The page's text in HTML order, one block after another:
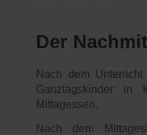
Der
Nach dem
Ganztagskinder in
Mittagessen.
Nach dem